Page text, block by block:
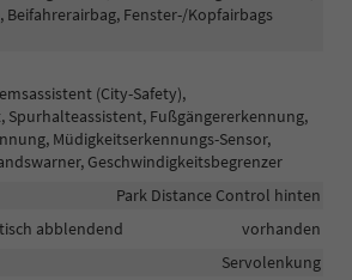
Beifahrerairbag, Fenster-/Kopfairbags
(City-Safety),
Spurhalteassistent, Fußgängererkennung,
Müdigkeitserkennungs-Sensor,
Geschwindigkeitsbegrenzer
Park Distance Control hinten
abblendend
vorhanden
Servolenkung